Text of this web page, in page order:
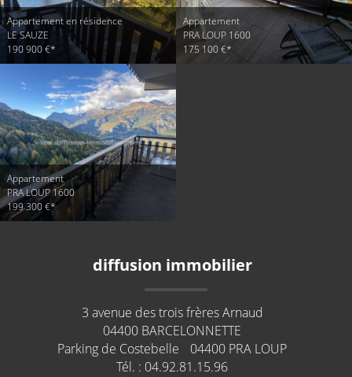
Appartement en résidence
LE SAUZE
190 900 €*
Appartement
PRA LOUP 1600
175 100 €*
Appartement
PRA LOUP 1600
199 300 €*
diffusion immobilier
3 avenue des trois frères Arnaud
04400 BARCELONNETTE
Parking de Costebelle
04400 PRA LOUP
Tél. : 04.92.81.15.96